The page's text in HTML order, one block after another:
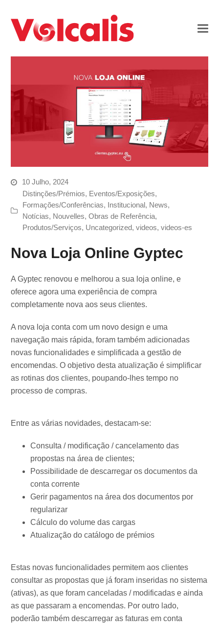
10 Julho, 2024
Distinções/Prémios, Eventos/Exposições,
Formações/Conferências, Institucional , News,
Notícias, Nouvelles,Obras de Referência,
Produtos/Serviços, Uncategorized,videos,videos-es
Nova Loja Online Gyptec
A Gyptec renovou e melhorou a sua loja online, e
oferece agora uma experiência de compra
completamente nova aos seus clientes.
A nova loja conta com um novo design e uma
navegação mais rápida, foram também adicionadas
novas funcionalidades e simplificada a gestão de
encomendas. O objetivo desta atualização é simplificar
as rotinas dos clientes, poupando-lhes tempo no
processo de compras.
Entre as várias novidades, destacam-se:
Consulta / modificação / cancelamento das
propostas na área de clientes;
Possibilidade de descarregar os documentos da
conta corrente
Gerir pagamentos na área dos documentos por
regularizar
Cálculo do volume das cargas
Atualização do catálogo de prémios
Estas novas funcionalidades permitem aos clientes
consultar as propostas que já foram inseridas no sistema
(ativas), as que foram canceladas / modificadas e ainda
as que passaram a encomendas. Por outro lado,
poderão também descarregar as faturas em conta